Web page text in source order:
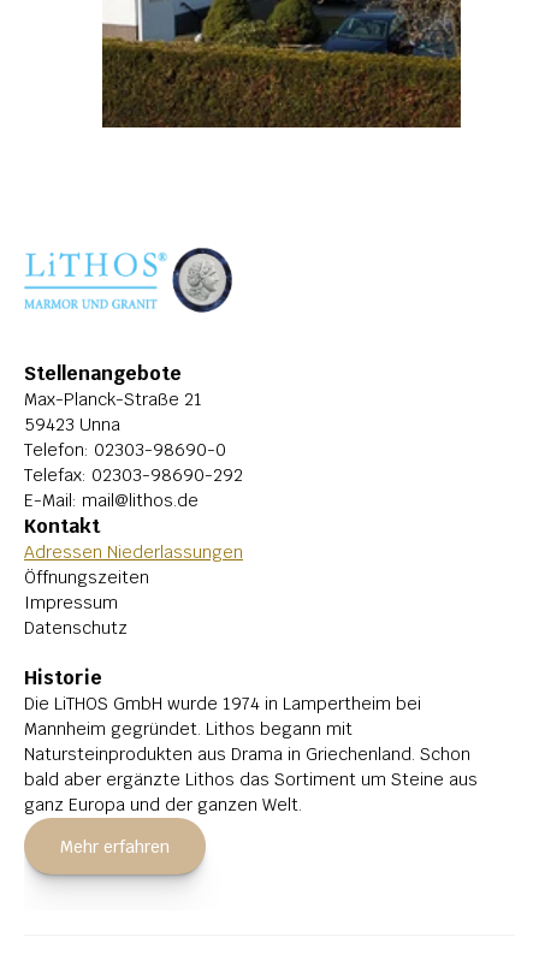
Stellenangebote
Max-Planck-Straße 21
59423 Unna
Telefon: 02303-98690-0
Telefax: 02303-98690-292
E-Mail: mail@lithos.de
Kontakt
Adressen Niederlassungen
Öffnungszeiten
Impressum
Datenschutz
Historie
Die LiTHOS GmbH wurde 1974 in Lampertheim bei
Mannheim gegründet. Lithos begann mit
Natursteinprodukten aus Drama in Griechenland. Schon
bald aber ergänzte Lithos das Sortiment um Steine aus
ganz Europa und der ganzen Welt.
Mehr erfahren